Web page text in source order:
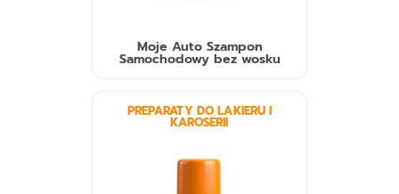
Moje Auto Szampon
Samochodowy bez wosku
PREPARATY DO LAKIERU I
KAROSERII